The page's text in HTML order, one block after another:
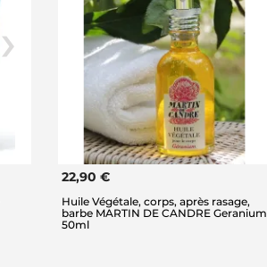
22,90 €
Huile Végétale, corps, après rasage,
barbe MARTIN DE CANDRE Geranium
50ml